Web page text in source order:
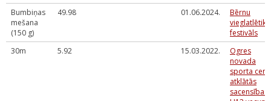
Bumbiņas
mešana
(150 g)
49.98 01.06.2024.
Bērnu
festivāls
30m
5.92 15.03.2022.
Ogres
novada
sporta
atklātās
sacensības